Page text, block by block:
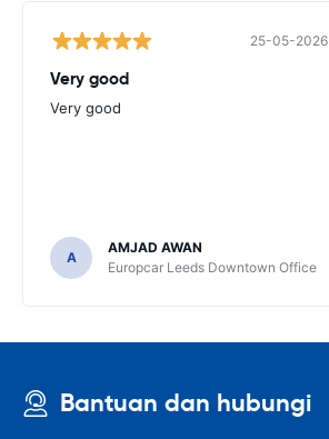
25-05-2026
Very good
Very good
A
AMJAD AWAN
Europcar Leeds Downtown Office
Bantuan dan hubungi